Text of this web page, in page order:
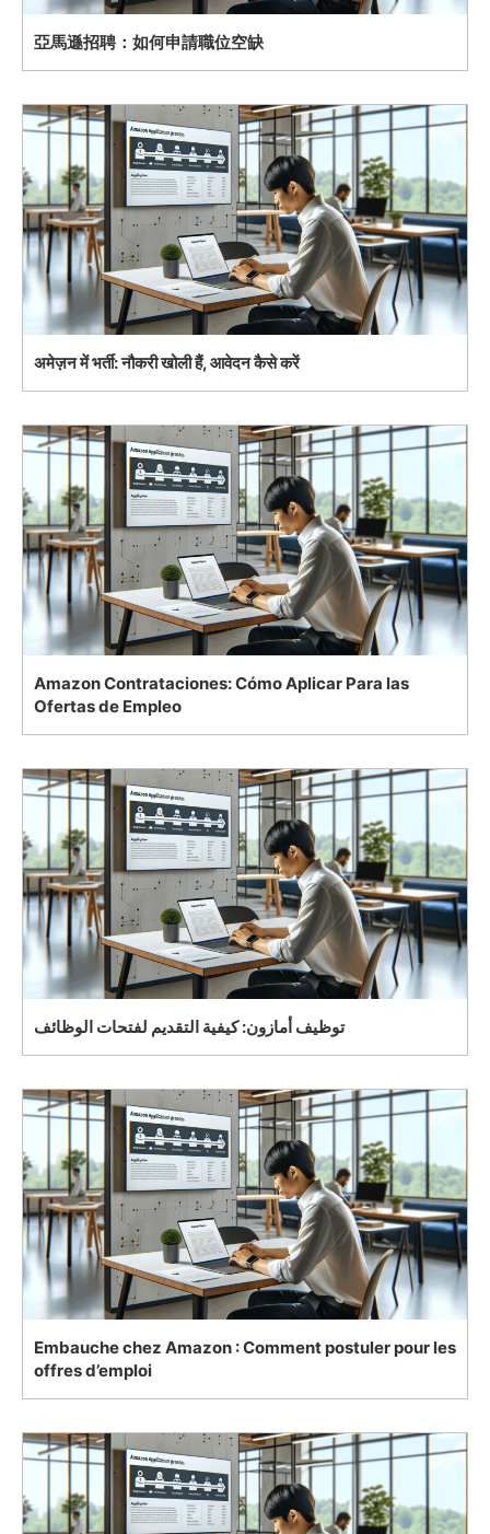
亞馬遜招聘：如何申請職位空缺
अमेज़न में भर्ती: नौकरी खोली हैं, आवेदन कैसे करें
Amazon Contrataciones: Cómo Aplicar Para las
Ofertas de Empleo
توظيف أمازون: كيفية التقديم لفتحات الوظائف
Embauche chez Amazon : Comment postuler pour les
offres d’emploi